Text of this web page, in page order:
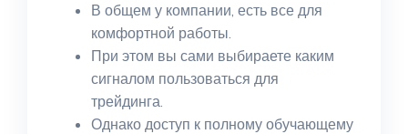
В общем у компании, есть все для
комфортной работы.
При этом вы сами выбираете каким
сигналом пользоваться для
трейдинга.
Однако доступ к полному обучающему